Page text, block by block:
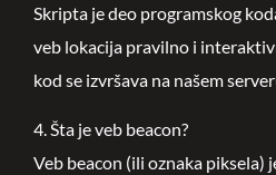
Skripta je deo programskog
veb lokacija pravilno i
kod se izvršava na našem
4. Šta je veb beacon?
Veb beacon (ili oznaka piksela)